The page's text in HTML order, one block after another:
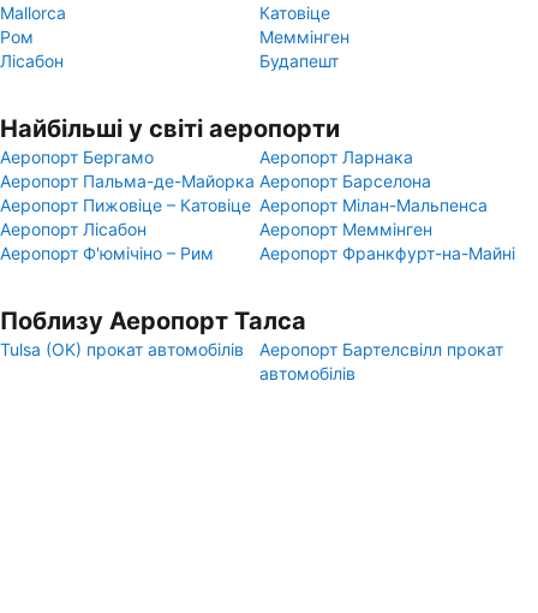
Mallorca
Катовіце
Ром
Меммінген
Лісабон
Будапешт
Найбільші у світі аеропорти
Аеропорт Бергамо
Аеропорт Ларнака
Аеропорт Пальма-де-Майорка Аеропорт Барселона
Аеропорт Пижовіце – Катовіце Аеропорт Мілан-Мальпенса
Аеропорт Лісабон
Аеропорт Меммінген
Аеропорт Ф'юмічіно – Рим
Аеропорт Франкфурт-на-Майні
Поблизу Аеропорт Талса
Tulsa (OK) прокат автомобілів
Аеропорт Бартелсвілл прокат
автомобілів